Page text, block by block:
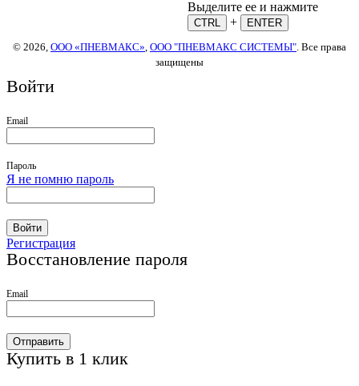
Выделите ее и нажмите
CTRL +
ENTER
© 2026, ООО «ПНЕВМАКС» ООО "ПНЕВМАКС СИСТЕМЫ" . Все права
защищены
Войти
Email
Пароль
Я не помню пароль
Войти
Регистрация
Восстановление пароля
Email
Отправить
Купить в 1 клик